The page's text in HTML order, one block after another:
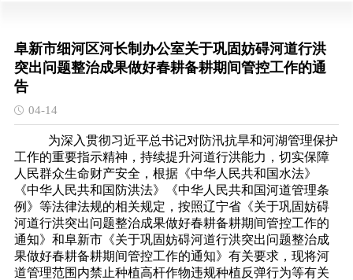
阜新市细河区河长制办公室关于巩固妨碍河道行洪
突出问题整治成果做好春耕备耕期间管控工作的通
告
04-14
为深入贯彻习近平总书记对防汛抗旱和河湖管理保护
工作的重要指示精神，持续提升河道行洪能力，切实保障
人民群众生命财产安全，根据《中华人民共和国水法》
《中华人民共和国防洪法》《中华人民共和国河道管理条
例》等法律法规的相关规定，按照辽宁省《关于巩固妨碍
河道行洪突出问题整治成果做好春耕备耕期间管控工作的
通知》和阜新市《关于巩固妨碍河道行洪突出问题整治成
果做好春耕备耕期间管控工作的通知》有关要求，现将河
道管理范围内禁止种植高杆作物违规种植反弹行为等有关